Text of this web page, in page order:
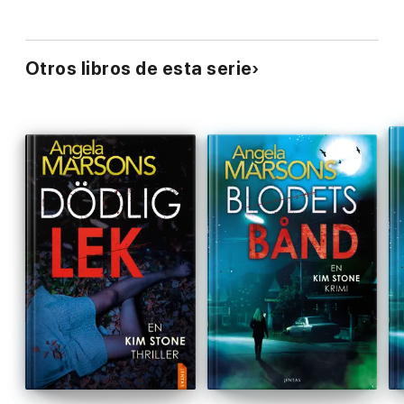
Otros libros de esta serie